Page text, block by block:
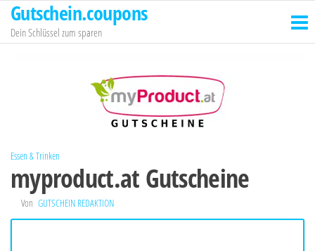
Zum
Inhalt
springen
Gutschein.coupons
Dein Schlüssel zum sparen
Essen & Trinken
myproduct.at Gutscheine
Von GUTSCHEIN REDAKTION